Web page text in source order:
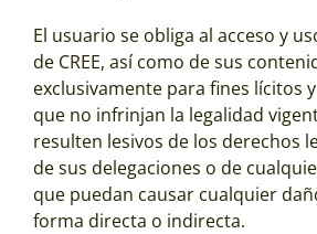
El usuario se obliga al acceso y
de CREE, así como de sus
exclusivamente para fines lícitos
que no infrinjan la legalidad
resulten lesivos de los derechos
de sus delegaciones o de
que puedan causar cualquier
forma directa o indirecta.